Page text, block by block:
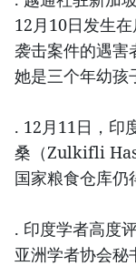
12月10日发生
袭击案件的遇害
她是三个年幼孩
. 12月11日，印
桑（Zulkifli
国家粮食仓库仍
. 印度学者高度
亚洲学者协会秘